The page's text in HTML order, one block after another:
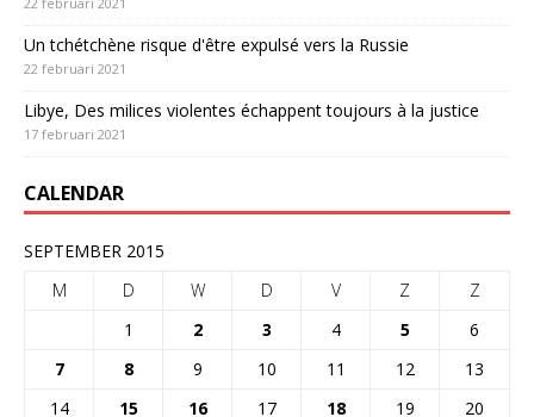
Un tchétchène risque d'être expulsé vers la Russie
22 februari 2021
Libye, Des milices violentes échappent toujours à la justice
17 februari 2021
CALENDAR
SEPTEMBER 2015
M
D W D V Z
Z
1
2 3 4 5
6
7
8 9 10 11 12
13
14
15 16 17 18 19 20